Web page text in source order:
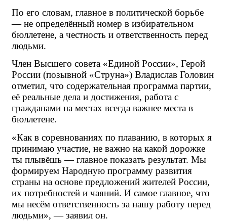
По его словам, главное в политической борьбе
— не определённый номер в избирательном
бюллетене, а честность и ответственность перед
людьми.
Член Высшего совета «Единой России», Герой
России (позывной «Струна») Владислав Головин
отметил, что содержательная программа партии,
её реальные дела и достижения, работа с
гражданами на местах всегда важнее места в
бюллетене.
«Как в соревнованиях по плаванию, в которых я
принимаю участие, не важно на какой дорожке
ты плывёшь — главное показать результат. Мы
формируем Народную программу развития
страны на основе предложений жителей России,
их потребностей и чаяний. И самое главное, что
мы несём ответственность за нашу работу перед
людьми», — заявил он.